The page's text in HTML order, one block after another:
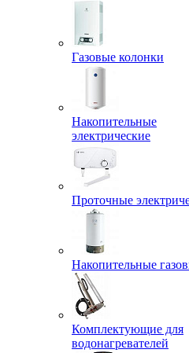
Газовые колонки
Накопительные
электрические
Проточные
Накопительные
Комплектующие для
водонагревателей